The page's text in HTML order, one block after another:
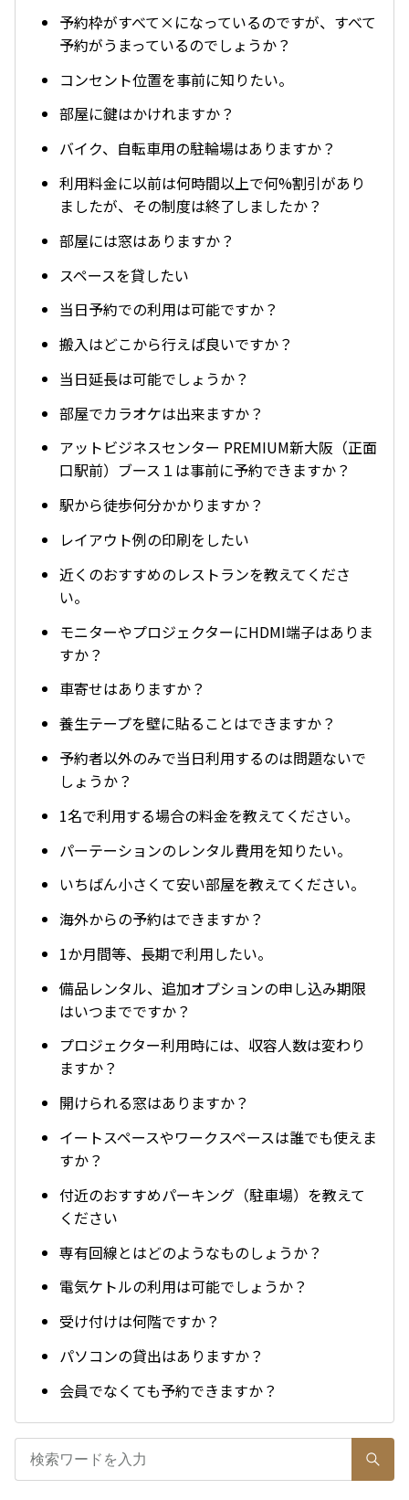
予約枠がすべて×になっているのですが、すべて
予約がうまっているのでしょうか？
コンセント位置を事前に知りたい。
部屋に鍵はかけれますか？
バイク、自転車用の駐輪場はありますか？
利用料金に以前は何時間以上で何%割引があり
ましたが、その制度は終了しましたか？
部屋には窓はありますか？
スペースを貸したい
当日予約での利用は可能ですか？
搬入はどこから行えば良いですか？
当日延長は可能でしょうか？
部屋でカラオケは出来ますか？
アットビジネスセンター PREMIUM新大阪（正面
口駅前）ブース１は事前に予約できますか？
駅から徒歩何分かかりますか？
レイアウト例の印刷をしたい
近くのおすすめのレストランを教えてくださ
い。
モニターやプロジェクターにHDMI端子はありま
すか？
車寄せはありますか？
養生テープを壁に貼ることはできますか？
予約者以外のみで当日利用するのは問題ないで
しょうか？
1名で利用する場合の料金を教えてください。
パーテーションのレンタル費用を知りたい。
いちばん小さくて安い部屋を教えてください。
海外からの予約はできますか？
1か月間等、長期で利用したい。
備品レンタル、追加オプションの申し込み期限
はいつまでですか？
プロジェクター利用時には、収容人数は変わり
ますか？
開けられる窓はありますか？
イートスペースやワークスペースは誰でも使えま
すか？
付近のおすすめパーキング（駐車場）を教えて
ください
専有回線とはどのようなものしょうか？
電気ケトルの利用は可能でしょうか？
受け付けは何階ですか？
パソコンの貸出はありますか？
会員でなくても予約できますか？